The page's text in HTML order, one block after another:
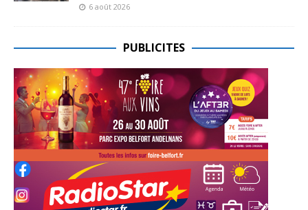
6 août 2026
PUBLICITES